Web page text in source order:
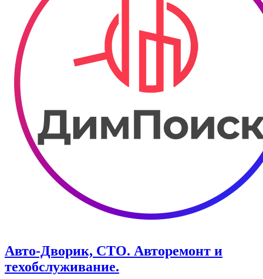
Авто-Дворик, СТО. Авторемонт и
техобслуживание.